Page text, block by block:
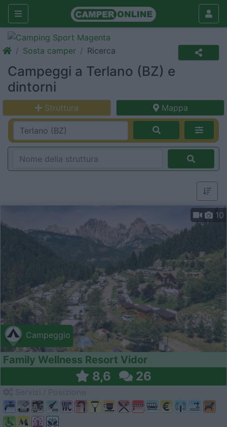
Sosta camper Ricerca
Campeggi a Terlano (BZ) e
dintorni
Struttura Mappa
Campeggio
10
Family Wellness Resort Vidor
8,6 26